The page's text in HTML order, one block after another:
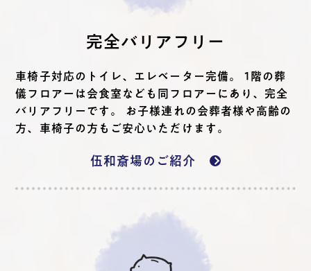
完全バリアフリー
車椅子対応のトイレ、エレベーター完備。 1階の葬
儀フロアーは会食室なども同フロアーにあり、完全
バリアフリーです。 お子様連れの会葬者様や高齢の
方、車椅子の方もご安心いただけます。
伍和斎場のご紹介